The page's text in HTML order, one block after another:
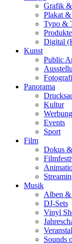
Grafik
Plakat
Typo &
Digital
Kunst
Public
Panorama
Kultur
Werbung
Events
Sport
Film
Dokus
Musik
Alben &
DJ-Sets
Vinyl
Sounds